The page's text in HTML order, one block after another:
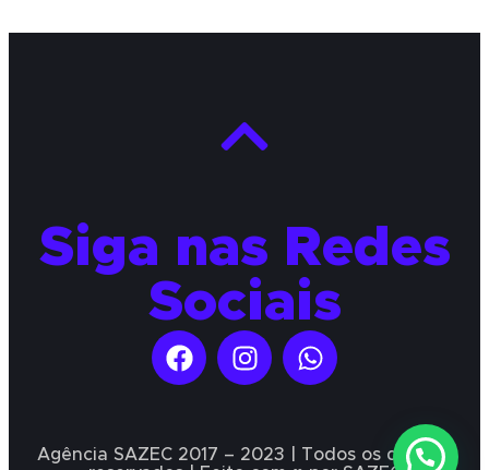
Siga nas Redes
Sociais
Agência SAZEC 2017 – 2023 | Todos os direitos